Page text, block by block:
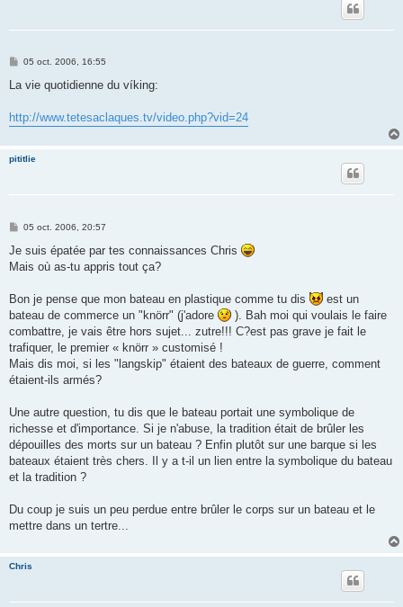
M
s
g
e
05 oct. 2006, 16:55
La vie quotidienne du víking:
http://www.tetesaclaques.tv/video.php?vid=24
pititlie
M
s
a
05 oct. 2006, 20:57
Je suis épatée par tes connaissances Chris
Mais où as-tu appris tout ça?
Bon je pense que mon bateau en plastique comme tu dis
est un
bateau de commerce un "knörr" (j'adore
). Bah moi qui voulais le faire
combattre, je vais être hors sujet... zutre!!! C?est pas grave je fait le
trafiquer, le premier « knörr » customisé !
Mais dis moi, si les "langskip" étaient des bateaux de guerre, comment
étaient-ils armés?
Une autre question, tu dis que le bateau portait une symbolique de
richesse et d'importance. Si je n'abuse, la tradition était de brûler les
dépouilles des morts sur un bateau ? Enfin plutôt sur une barque si les
bateaux étaient très chers. Il y a t-il un lien entre la symbolique du bateau
et la tradition ?
Du coup je suis un peu perdue entre brûler le corps sur un bateau et le
mettre dans un tertre...
Chris